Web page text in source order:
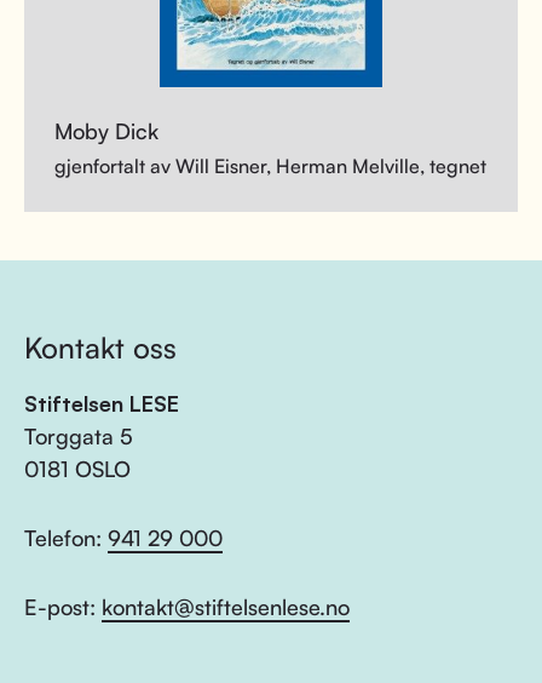
Moby Dick
gjenfortalt av Will Eisner, Herman Melville, tegnet
Kontakt oss
Stiftelsen LESE
Torggata 5
0181 OSLO
Telefon: 941 29 000
E-post: kontakt@stiftelsenlese.no